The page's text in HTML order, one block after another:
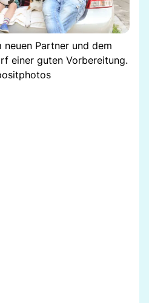
neuen Partner und dem
einer guten Vorbereitung.